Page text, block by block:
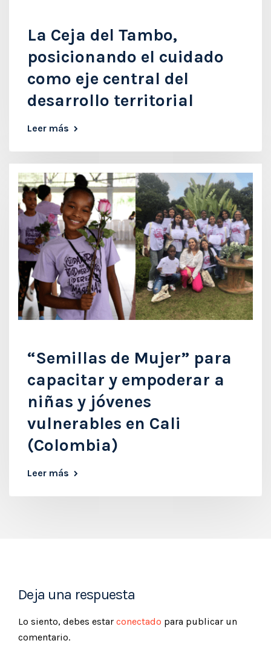
La Ceja del Tambo,
posicionando el cuidado
como eje central del
desarrollo territorial
Leer más
“Semillas de Mujer” para
capacitar y empoderar a
niñas y jóvenes
vulnerables en Cali
(Colombia)
Leer más
Deja una respuesta
Lo siento, debes estar conectado para publicar un
comentario.